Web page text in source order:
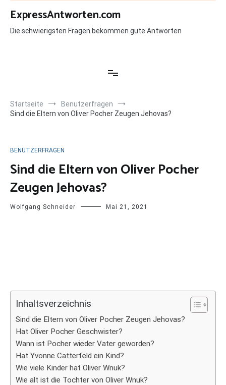
Zum
Inhalt
springen
ExpressAntworten.com
Die schwierigsten Fragen bekommen gute Antworten
Startseite
Benutzerfragen
Sind die Eltern von Oliver Pocher Zeugen Jehovas?
BENUTZERFRAGEN
Sind die Eltern von Oliver Pocher
Zeugen Jehovas?
Wolfgang Schneider Mai 21, 2021
Inhaltsverzeichnis
Sind die Eltern von Oliver Pocher Zeugen Jehovas?
Hat Oliver Pocher Geschwister?
Wann ist Pocher wieder Vater geworden?
Hat Yvonne Catterfeld ein Kind?
Wie viele Kinder hat Oliver Wnuk?
Wie alt ist die Tochter von Oliver Wnuk?